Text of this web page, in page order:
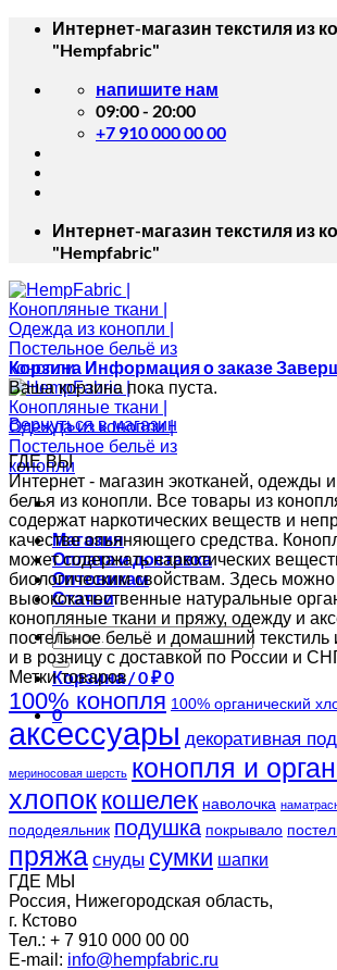
Skip
Интернет-магазин текстиля из
"Hempfabric"
напишите нам
09:00 - 20:00
+7 910 000 00 00
Интернет-магазин текстиля из
"Hempfabric"
Магазин
Оплата и доставка
Оптовикам
Статьи
Искать:
Корзина /0₽0
0
Корзина Информация о заказе
Ваша корзина пока пуста.
Вернуться в магазин
ГДЕ ВЫ
Интернет - магазин экотканей, одежды
белья из конопли. Все товары из
содержат наркотических веществ и
качестве опьяняющего средства.
может содержать наркотических
биологическим свойствам. Здесь можно
высококачественные натуральные
конопляные ткани и пряжу, одежду и
постельное бельё и домашний текстиль
и в розницу с доставкой по России и
Метки товаров
100% конопля 100% органический
аксессуары декоративная
мериносовая шерсть конопля и
хлопоккошелек наволочка
пододеяльник подушка покрывало
пряжа снуды сумки шапки
ГДЕ МЫ
Россия, Нижегородская область,
г. Кстово
Тел.: + 7 910 000 00 00
E-mail: info@hempfabric.ru